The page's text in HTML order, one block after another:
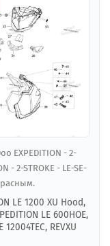
EXPEDITION - 2-
- 2-STROKE - LE-SE-
LE 1200 XU Hood,
LE 600HOE,
REVXU